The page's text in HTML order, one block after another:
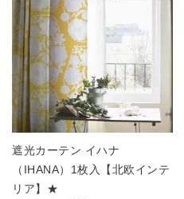
遮光カーテン イハナ
（IHANA）1枚入【北欧インテ
リア】★